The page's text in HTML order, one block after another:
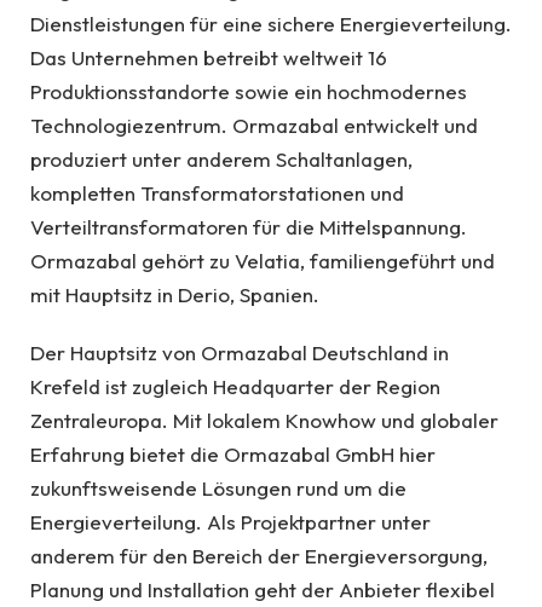
Dienstleistungen für eine sichere Energieverteilung.
Das Unternehmen betreibt weltweit 16
Produktionsstandorte sowie ein hochmodernes
Technologiezentrum. Ormazabal entwickelt und
produziert unter anderem Schaltanlagen,
kompletten Transformatorstationen und
Verteiltransformatoren für die Mittelspannung.
Ormazabal gehört zu Velatia, familiengeführt und
mit Hauptsitz in Derio, Spanien.
Der Hauptsitz von Ormazabal Deutschland in
Krefeld ist zugleich Headquarter der Region
Zentraleuropa. Mit lokalem Knowhow und globaler
Erfahrung bietet die Ormazabal GmbH hier
zukunftsweisende Lösungen rund um die
Energieverteilung. Als Projektpartner unter
anderem für den Bereich der Energieversorgung,
Planung und Installation geht der Anbieter flexibel